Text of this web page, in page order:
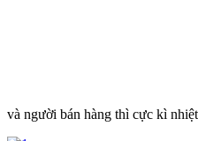
và người bán hàng thì cực kì